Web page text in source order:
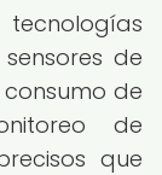
de
de
de
que